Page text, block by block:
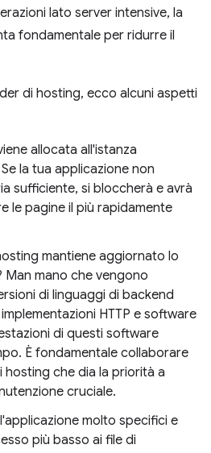
lato server intensive, la
fondamentale per ridurre il
di hosting, ecco alcuni aspetti
allocata all'istanza
la tua applicazione non
sufficiente, si bloccherà e avrà
le pagine il più rapidamente
mantiene aggiornato lo
mano che vengono
di linguaggi di backend
HTTP e software
di questi software
È fondamentale collaborare
che dia la priorità a
cruciale.
molto specifici e
più basso ai file di